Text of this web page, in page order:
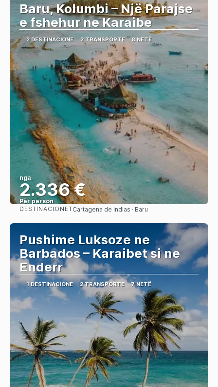
Baru, Kolumbi – Një Parajse
e fshehur ne Karaibe
2 DESTINACIONE 2 TRANSPORTE 8 NETË
nga
2.336 €
Për person
Shihni
DESTINACIONETCartagena de Indias · Baru
Pushime Luksoze ne
Barbados – Karaibet si ne
Enderr
1 DESTINACIONE 2 TRANSPORTE 7 NETË